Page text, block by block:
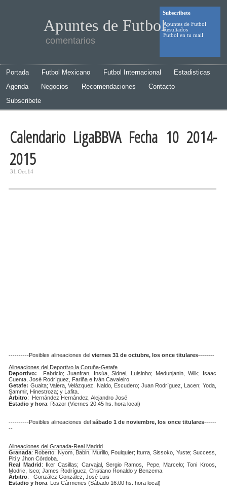
Subscribete
Apuntes de Futbol
Resultados
Futbol en tu mail
Apuntes de Futbol
comentarios
Portada Futbol Mexicano Futbol Internacional
Estadisticas
Agenda
Negocios Recomendaciones
Contacto
Subscribete
Calendario LigaBBVA Fecha 10 2014-
2015
31.Oct.14
----------Posibles alineaciones delviernes 31 de octubre, los once titulares--------
Alineaciones del Deportivo la Coruña-Getafe
Deportivo:
Fabricio; Juanfran, Insúa, Sidnei, Luisinho; Medunjanin, Wilk; Isaac
Cuenta, José Rodríguez, Fariña e Iván Cavaleiro.
Getafe: Guaita; Valera, Velázquez, Naldo, Escudero; Juan Rodríguez, Lacen; Yoda,
Sammir, Hinestroza; y Lafita.
Árbitro: Hernández Hernández, Alejandro José
Estadio y hora: Riazor (Viernes 20:45 hs. hora local)
----------Posibles alineaciones del sábado 1 de noviembre, los once titulares------
--
Alineaciones del Granada-Real Madrid
Granada: Roberto; Nyom, Babin, Murillo, Foulquier; Iturra, Sissoko, Yuste; Success,
Piti y Jhon Córdoba.
Real Madrid: Iker Casillas; Carvajal, Sergio Ramos, Pepe, Marcelo; Toni Kroos,
Modric, Isco; James Rodríguez, Cristiano Ronaldo y Benzema.
Árbitro: González González, José Luis
Estadio y hora: Los Cármenes (Sábado 16:00 hs. hora local)